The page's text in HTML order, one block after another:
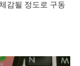
감될 정도로 구동